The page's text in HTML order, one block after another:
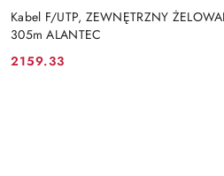
Kabel F/UTP, ZEWNĘTRZNY
305m ALANTEC
Cena:
2159.33